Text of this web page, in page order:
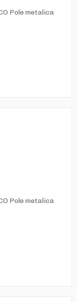
Pole metalica
Pole metalica